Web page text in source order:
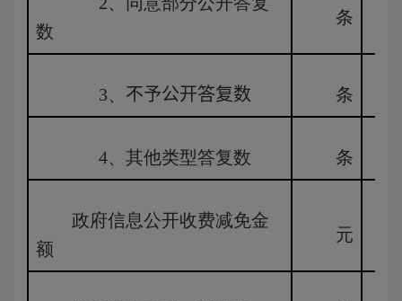
数
条
3、 不予公开答复数 条
4、其他类型答复数 条
政府信息公开收费减免金
额
元